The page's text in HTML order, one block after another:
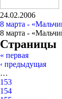
24.02.2006
8 марта -
8 марта -
Страницы
« первая
‹ предыдущая
…
153
154